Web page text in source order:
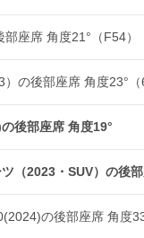
座席 角度21°（F54）
の後部座席 角度23°（
後部座席 角度19°
（2023・SUV）の後
の後部座席 角度